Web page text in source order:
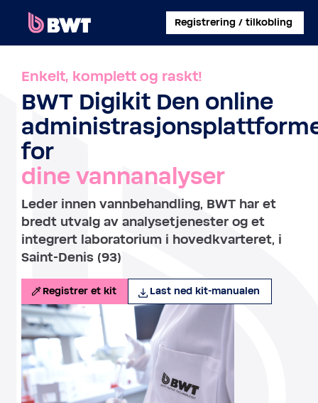
Registrering / tilkobling
LOGG PÅ
ADMINISTRER EN BRUKERKONTO
REGISTRER ET KIT UTEN KONTO
OM BWT
KONTAKT
Enkelt, komplett og raskt!
BWT Digikit Den online
for
dine vannanalyser
Leder innen vannbehandling, BWT har et
bredt utvalg av analysetjenester og et
integrert laboratorium i hovedkvarteret, i
Saint-Denis (93)
Registrer et kit Last ned kit-manualen